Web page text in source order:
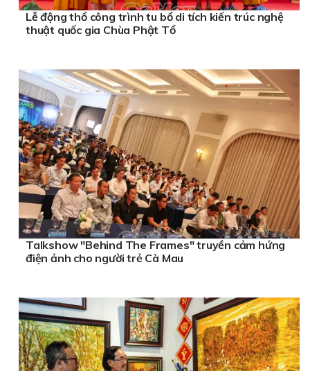
Lễ động thổ công trình tu bổ di tích kiến trúc nghệ
thuật quốc gia Chùa Phật Tổ
Talkshow "Behind The Frames" truyền cảm hứng
điện ảnh cho người trẻ Cà Mau